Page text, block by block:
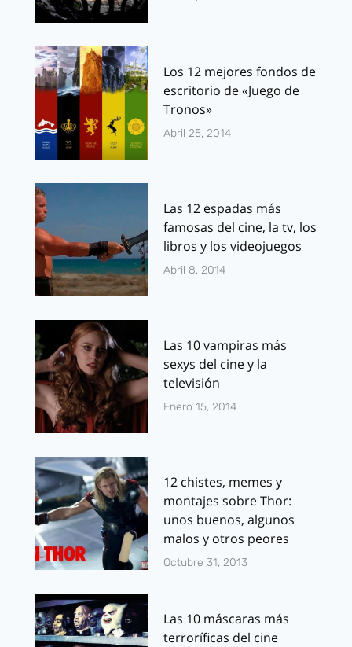
Los 12 mejores fondos de
escritorio de «Juego de
Tronos»
Abril 25, 2014
Las 12 espadas más
famosas del cine, la tv, los
libros y los videojuegos
Abril 8, 2014
Las 10 vampiras más
sexys del cine y la
televisión
Enero 15, 2014
12 chistes, memes y
montajes sobre Thor:
unos buenos, algunos
malos y otros peores
Octubre 31, 2013
Las 10 máscaras más
terroríficas del cine